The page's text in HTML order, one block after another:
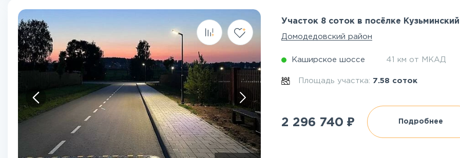
Участок 8 соток в посёлке Кузьминский
Домодедовский район
Каширское шоссе 41 км от МКАД
Площадь участка: 7.58 соток
2 296 740 ₽ Подробнее